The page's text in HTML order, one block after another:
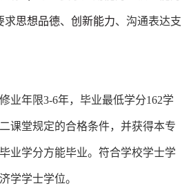
求思想品德、 创新能力、 沟通表达支
业年限3-6年，毕业最低学分162学
课堂规定的合格条件，并获得本专
业学分方能毕业。符合学校学士学
学学士学位。